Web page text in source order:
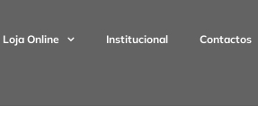
Loja Online Institucional Contactos